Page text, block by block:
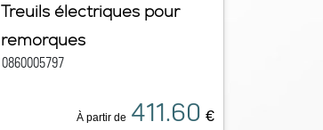
Treuils électriques pour
remorques
0860005797
À partir de 411.60 €